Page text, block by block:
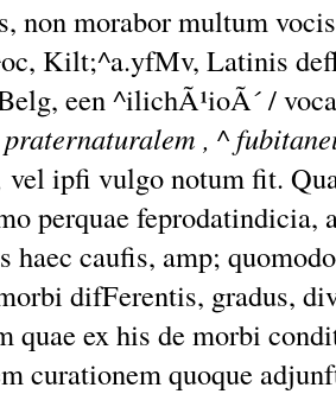
non morabor multum
Kilt;^a.yfMv, Latinis
een ^ilichÃ¹ioÃ´ /
, ^
vel ipfi vulgo notum fit.
perquae feprodatindicia,
haec caufis, amp;
difFerentis, gradus,
quae ex his de morbi
curationem quoque